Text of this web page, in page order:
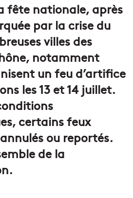
fête nationale, après
par la crise du
villes des
notamment
un feu d’artifice
les 13 et 14 juillet.
certains feux
ou reportés.
de la